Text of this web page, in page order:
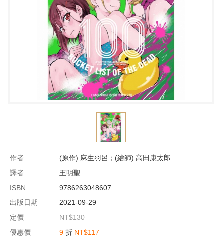
作者
(原作) 麻生羽呂；(繪師) 高田康太郎
譯者
王明聖
ISBN
9786263048607
出版日期
2021-09-29
定價
NT$130
優惠價
9 折 NT$117